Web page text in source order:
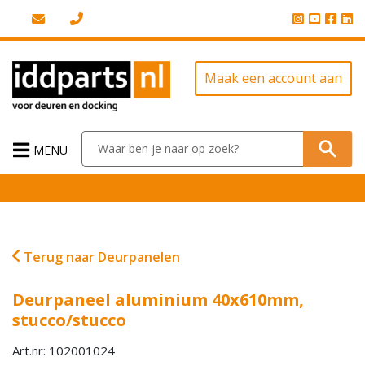
Maak een account aan
MENU
Terug naar Deurpanelen
Deurpaneel aluminium 40x610mm,
stucco/stucco
Art.nr: 102001024